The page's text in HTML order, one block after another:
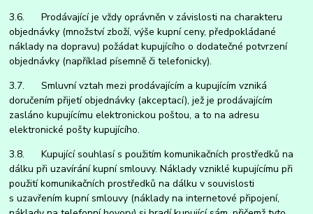
3.6. Prodávající je vždy oprávněn v závislosti na charakteru
objednávky (množství zboží, výše kupní ceny, předpokládané
náklady na dopravu) požádat kupujícího o dodatečné potvrzení
objednávky (například písemně či telefonicky).
3.7. Smluvní vztah mezi prodávajícím a kupujícím vzniká
doručením přijetí objednávky (akceptací), jež je prodávajícím
zasláno kupujícímu elektronickou poštou, a to na adresu
elektronické pošty kupujícího.
3.8. Kupující souhlasí s použitím komunikačních prostředků na
dálku při uzavírání kupní smlouvy. Náklady vzniklé kupujícímu při
použití komunikačních prostředků na dálku v souvislosti
s uzavřením kupní smlouvy (náklady na internetové připojení,